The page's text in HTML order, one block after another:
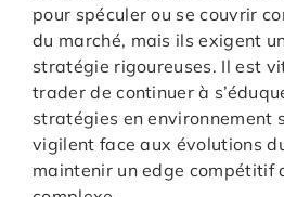
pour spéculer ou se couvrir
du marché, mais ils exigent
stratégie rigoureuses. Il est
trader de continuer à
stratégies en environnement
vigilent face aux évolutions
maintenir un edge compétitif